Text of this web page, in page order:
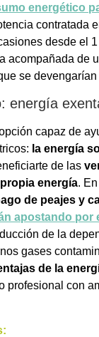
energético
contratada
desde el
acompañada de
se
energía
capaz de
la energía
de las
energía.
de peajes y
apostando por
de la
gases
de la
profesional con